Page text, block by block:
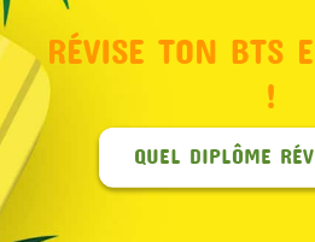
MON COMPTE
PANIER
RÉVISE TON BTS
!
QUEL DIPLÔME